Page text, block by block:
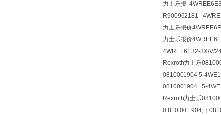
力士乐报
R900962181
力士乐报价
力士乐报价
4WREE6E32-3X/V/
Rexroth力士乐
0810001904 5-
0810001904 5-
Rexroth力士乐
0 810 001 904,；